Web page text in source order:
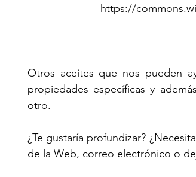
https://
Otros aceites que nos pueden
propiedades específicas y
otro.
¿Te gustaría profundizar?
de la Web, correo electrónico o